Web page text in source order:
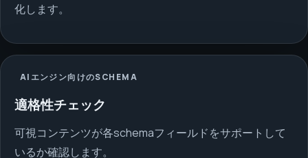
化します。
AIエンジン向けのSCHEMA
適格性チェック
可視コンテンツが各schemaフィールドをサポートして
いるか確認します。